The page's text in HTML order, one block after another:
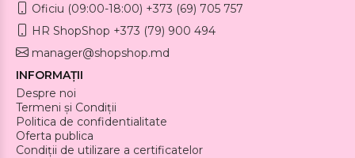
Oficiu (09:00-18:00) +373 (69) 705 757
HR ShopShop +373 (79) 900 494
manager@shopshop.md
INFORMAȚII
Despre noi
Termeni și Condiții
Politica de confidentialitate
Oferta publica
Condiții de utilizare a certificatelor